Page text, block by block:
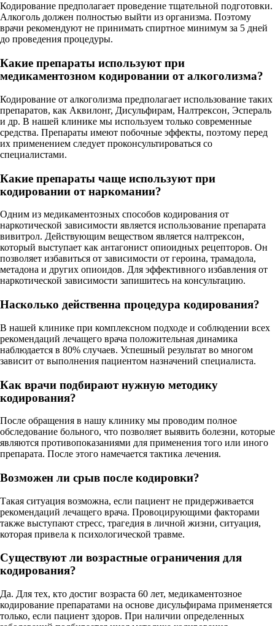
Кодирование предполагает проведение тщательной подготовки.
Алкоголь должен полностью выйти из организма. Поэтому
врачи рекомендуют не принимать спиртное минимум за 5 дней
до проведения процедуры.
Какие препараты используют при
медикаментозном кодировании от алкоголизма?
Кодирование от алкоголизма предполагает использование таких
препаратов, как Аквилонг, Дисульфирам, Налтрексон, Эспераль
и др. В нашей клинике мы используем только современные
средства. Препараты имеют побочные эффекты, поэтому перед
их применением следует проконсультироваться со
специалистами.
Какие препараты чаще используют при
кодировании от наркомании?
Одним из медикаментозных способов кодирования от
наркотической зависимости является использование препарата
вивитрол. Действующим веществом является налтрексон,
который выступает как антагонист опиоидных рецепторов. Он
позволяет избавиться от зависимости от героина, трамадола,
метадона и других опиоидов. Для эффективного избавления от
наркотической зависимости запишитесь на консультацию.
Насколько действенна процедура кодирования?
В нашей клинике при комплексном подходе и соблюдении всех
рекомендаций лечащего врача положительная динамика
наблюдается в 80% случаев. Успешный результат во многом
зависит от выполнения пациентом назначений специалиста.
Как врачи подбирают нужную методику
кодирования?
После обращения в нашу клинику мы проводим полное
обследование больного, что позволяет выявить болезни, которые
являются противопоказаниями для применения того или иного
препарата. После этого намечается тактика лечения.
Возможен ли срыв после кодировки?
Такая ситуация возможна, если пациент не придерживается
рекомендаций лечащего врача. Провоцирующими факторами
также выступают стресс, трагедия в личной жизни, ситуация,
которая привела к психологической травме.
Существуют ли возрастные ограничения для
кодирования?
Да. Для тех, кто достиг возраста 60 лет, медикаментозное
кодирование препаратами на основе дисульфирама применяется
только, если пациент здоров. При наличии определенных